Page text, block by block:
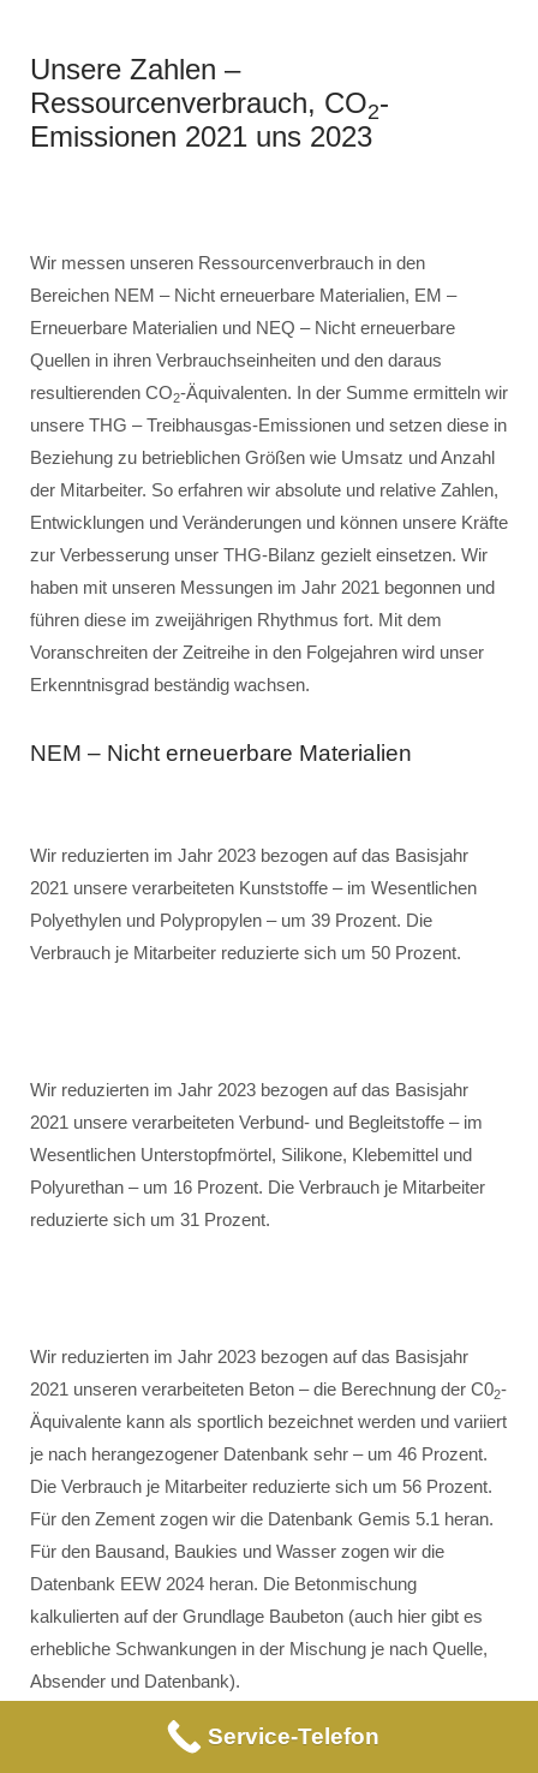
Unsere Zahlen –
Ressourcenverbrauch, CO2-
Emissionen 2021 uns 2023
Wir messen unseren Ressourcenverbrauch in den
Bereichen NEM – Nicht erneuerbare Materialien, EM –
Erneuerbare Materialien und NEQ – Nicht erneuerbare
Quellen in ihren Verbrauchseinheiten und den daraus
resultierenden CO2-Äquivalenten. In der Summe ermitteln wir
unsere THG – Treibhausgas-Emissionen und setzen diese in
Beziehung zu betrieblichen Größen wie Umsatz und Anzahl
der Mitarbeiter. So erfahren wir absolute und relative Zahlen,
Entwicklungen und Veränderungen und können unsere Kräfte
zur Verbesserung unser THG-Bilanz gezielt einsetzen. Wir
haben mit unseren Messungen im Jahr 2021 begonnen und
führen diese im zweijährigen Rhythmus fort. Mit dem
Voranschreiten der Zeitreihe in den Folgejahren wird unser
Erkenntnisgrad beständig wachsen.
NEM – Nicht erneuerbare Materialien
Wir reduzierten im Jahr 2023 bezogen auf das Basisjahr
2021 unsere verarbeiteten Kunststoffe – im Wesentlichen
Polyethylen und Polypropylen – um 39 Prozent. Die
Verbrauch je Mitarbeiter reduzierte sich um 50 Prozent.
Wir reduzierten im Jahr 2023 bezogen auf das Basisjahr
2021 unsere verarbeiteten Verbund- und Begleitstoffe – im
Wesentlichen Unterstopfmörtel, Silikone, Klebemittel und
Polyurethan – um 16 Prozent. Die Verbrauch je Mitarbeiter
reduzierte sich um 31 Prozent.
Wir reduzierten im Jahr 2023 bezogen auf das Basisjahr
2021 unseren verarbeiteten Beton – die Berechnung der C02-
Äquivalente kann als sportlich bezeichnet werden und variiert
je nach herangezogener Datenbank sehr – um 46 Prozent.
Die Verbrauch je Mitarbeiter reduzierte sich um 56 Prozent.
Für den Zement zogen wir die Datenbank Gemis 5.1 heran.
Für den Bausand, Baukies und Wasser zogen wir die
Datenbank EEW 2024 heran. Die Betonmischung
kalkulierten auf der Grundlage Baubeton (auch hier gibt es
erhebliche Schwankungen in der Mischung je nach Quelle,
Absender und Datenbank).
Service-Telefon